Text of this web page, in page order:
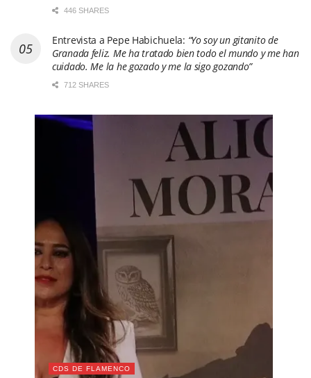
446 SHARES
Entrevista a Pepe Habichuela: “Yo soy un gitanito de
Granada feliz. Me ha tratado bien todo el mundo y me han
cuidado. Me la he gozado y me la sigo gozando”
712 SHARES
CDS DE FLAMENCO